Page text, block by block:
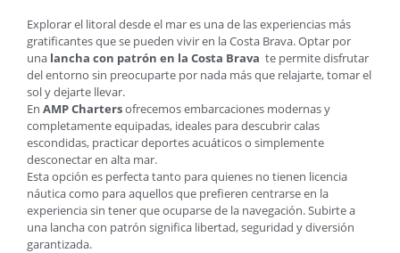
Explorar el litoral desde el mar es una de las experiencias más
gratificantes que se pueden vivir en la Costa Brava. Optar por
una lancha con patrón en la Costa Brava te permite disfrutar
del entorno sin preocuparte por nada más que relajarte, tomar el
sol y dejarte llevar.
En AMP Chartersofrecemos embarcaciones modernas y
completamente equipadas, ideales para descubrir calas
escondidas, practicar deportes acuáticos o simplemente
desconectar en alta mar.
Esta opción es perfecta tanto para quienes no tienen licencia
náutica como para aquellos que prefieren centrarse en la
experiencia sin tener que ocuparse de la navegación. Subirte a
una lancha con patrón significa libertad, seguridad y diversión
garantizada.